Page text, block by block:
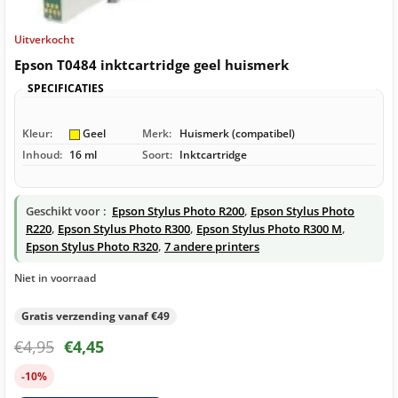
Uitverkocht
Epson T0484 inktcartridge geel huismerk
SPECIFICATIES
Kleur: Geel Merk: Huismerk (compatibel)
Inhoud: 16 ml Soort: Inktcartridge
Geschikt voor : Epson Stylus Photo R200, Epson Stylus Photo
R220, Epson Stylus Photo R300, Epson Stylus Photo R300 M,
Epson Stylus Photo R320, 7 andere printers
Niet in voorraad
Gratis verzending vanaf €49
€4,95 €4,45
-10%